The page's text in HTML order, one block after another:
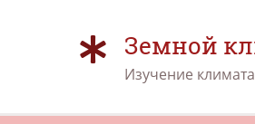
Земной
Изучение